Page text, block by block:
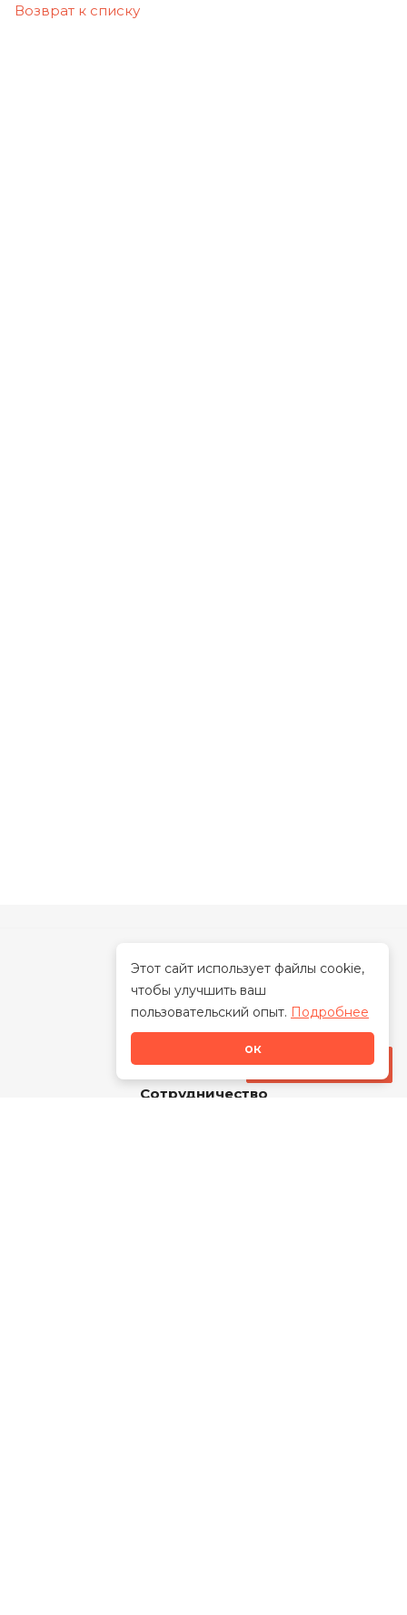
Этот сайт использует файлы cookie,
чтобы улучшить ваш
пользовательский опыт. Подробнее
ок
Возврат к списку
О нас
Сотрудничество
Стать дилером